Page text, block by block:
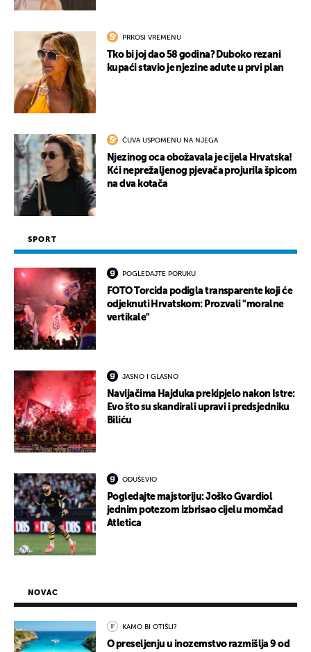
PRKOSI VREMENU
Tko bi joj dao 58 godina? Duboko rezani
kupaći stavio je njezine adute u prvi plan
ČUVA USPOMENU NA NJEGA
Njezinog oca obožavala je cijela Hrvatska!
Kći neprežaljenog pjevača projurila špicom
na dva kotača
SPORT
POGLEDAJTE PORUKU
FOTO Torcida podigla transparente koji će
odjeknuti Hrvatskom: Prozvali "moralne
vertikale"
JASNO I GLASNO
Navijačima Hajduka prekipjelo nakon Istre:
Evo što su skandirali upravi i predsjedniku
Biliću
ODUŠEVIO
Pogledajte majstoriju: Joško Gvardiol
jednim potezom izbrisao cijelu momčad
Atletica
NOVAC
KAMO BI OTIŠLI?
O preseljenju u inozemstvo razmišlja 9 od